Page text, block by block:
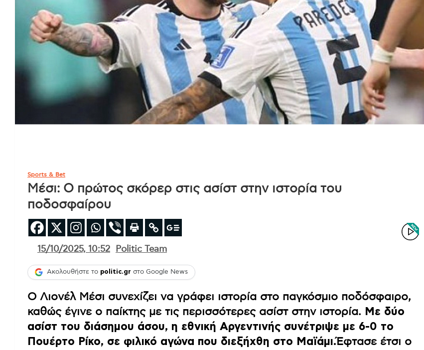
Sports & Bet
Μέσι: Ο πρώτος σκόρερ στις ασίστ στην ιστορία του
ποδοσφαίρου
15/10/2025, 10:52 Politic Team
Ακολουθήστε το politic.gr στο Google News
Ο Λιονέλ Μέσι συνεχίζει να γράφει ιστορία στο παγκόσμιο ποδόσφαιρο,
καθώς έγινε ο παίκτης με τις περισσότερες ασίστ στην ιστορία. Με δύο
ασίστ του διάσημου άσου, η εθνική Αργεντινής συνέτριψε με 6-0 το
Πουέρτο Ρίκο, σε φιλικό αγώνα που διεξήχθη στο Μαϊάμι.Έφτασε έτσι ο